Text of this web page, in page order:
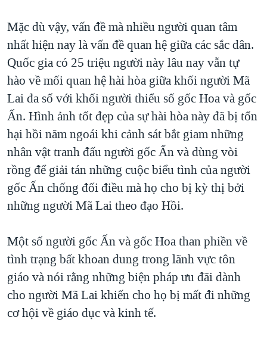
Mặc dù vậy, vấn đề mà nhiều người quan tâm
nhất hiện nay là vấn đề quan hệ giữa các sắc dân.
Quốc gia có 25 triệu người này lâu nay vẫn tự
hào về mối quan hệ hài hòa giữa khối người Mã
Lai đa số với khối người thiểu số gốc Hoa và gốc
Ấn. Hình ảnh tốt đẹp của sự hài hòa này đã bị tổn
hại hồi năm ngoái khi cảnh sát bắt giam những
nhân vật tranh đấu người gốc Ấn và dùng vòi
rồng để giải tán những cuộc biểu tình của người
gốc Ấn chống đối điều mà họ cho bị kỳ thị bởi
những người Mã Lai theo đạo Hồi.
Một số người gốc Ấn và gốc Hoa than phiền về
tình trạng bất khoan dung trong lãnh vực tôn
giáo và nói rằng những biện pháp ưu đãi dành
cho người Mã Lai khiến cho họ bị mất đi những
cơ hội về giáo dục và kinh tế.